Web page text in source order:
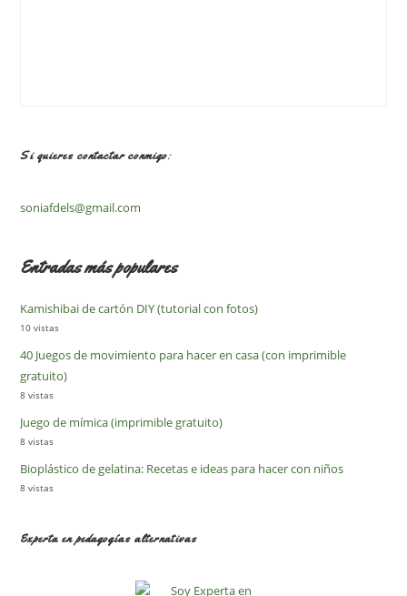
Si quieres contactar conmigo:
soniafdels@gmail.com
Entradas más populares
Kamishibai de cartón DIY (tutorial con fotos)
10 vistas
40 Juegos de movimiento para hacer en casa (con imprimible
gratuito)
8 vistas
Juego de mímica (imprimible gratuito)
8 vistas
Bioplástico de gelatina: Recetas e ideas para hacer con niños
8 vistas
Experta en pedagogías alternativas